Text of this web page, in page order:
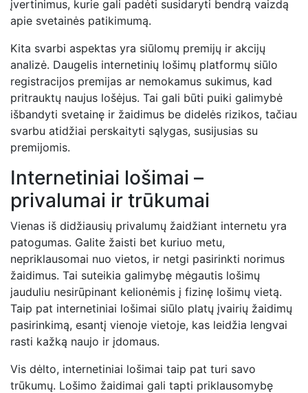
įvertinimus, kurie gali padėti susidaryti bendrą vaizdą
apie svetainės patikimumą.
Kita svarbi aspektas yra siūlomų premijų ir akcijų
analizė. Daugelis internetinių lošimų platformų siūlo
registracijos premijas ar nemokamus sukimus, kad
pritrauktų naujus lošėjus. Tai gali būti puiki galimybė
išbandyti svetainę ir žaidimus be didelės rizikos, tačiau
svarbu atidžiai perskaityti sąlygas, susijusias su
premijomis.
Internetiniai lošimai –
privalumai ir trūkumai
Vienas iš didžiausių privalumų žaidžiant internetu yra
patogumas. Galite žaisti bet kuriuo metu,
nepriklausomai nuo vietos, ir netgi pasirinkti norimus
žaidimus. Tai suteikia galimybę mėgautis lošimų
jauduliu nesirūpinant kelionėmis į fizinę lošimų vietą.
Taip pat internetiniai lošimai siūlo platų įvairių žaidimų
pasirinkimą, esantį vienoje vietoje, kas leidžia lengvai
rasti kažką naujo ir įdomaus.
Vis dėlto, internetiniai lošimai taip pat turi savo
trūkumų. Lošimo žaidimai gali tapti priklausomybę